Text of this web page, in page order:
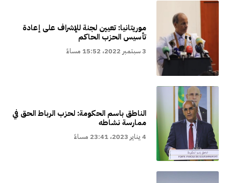
موريتانيا: تعيين لجنة للإشراف على إعادة
تأسيس الحزب الحاكم
3 سبتمبر 2022، 15:52 مساءً
الناطق باسم الحكومة: لحزب الرباط الحق في
ممارسة نشاطه
4 يناير 2023، 23:41 مساءً